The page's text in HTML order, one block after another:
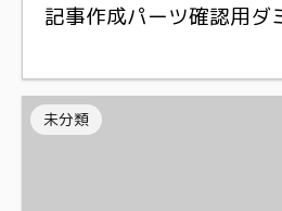
記事作成パーツ確認用ダ
未分類